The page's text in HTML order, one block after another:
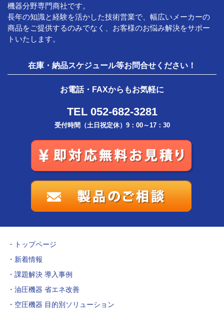
機器分野専門商社です。
長年の知識と経験を活かした技術営業で、幅広いメーカーの
商品をご提供するのみでなく、お客様のお悩み解決をサポー
トいたします。
在庫・納品スケジュール等お問合せください！
お電話・FAXからもお気軽に
TEL 052-682-3281
受付時間（土日祝定休）9：00～17：30
トップページ
新着情報
課題解決 導入事例
油圧機器 省エネ改善
空圧機器 目的別ソリューション